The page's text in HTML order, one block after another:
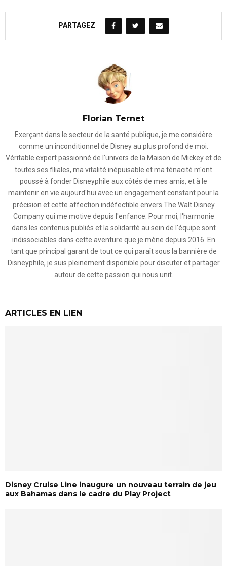
PARTAGEZ
Florian Ternet
Exerçant dans le secteur de la santé publique, je me considère
comme un inconditionnel de Disney au plus profond de moi.
Véritable expert passionné de l'univers de la Maison de Mickey et de
toutes ses filiales, ma vitalité inépuisable et ma ténacité m'ont
poussé à fonder Disneyphile aux côtés de mes amis, et à le
maintenir en vie aujourd'hui avec un engagement constant pour la
précision et cette affection indéfectible envers The Walt Disney
Company qui me motive depuis l'enfance. Pour moi, l'harmonie
dans les contenus publiés et la solidarité au sein de l'équipe sont
indissociables dans cette aventure que je mène depuis 2016. En
tant que principal garant de tout ce qui paraît sous la bannière de
Disneyphile, je suis pleinement disponible pour discuter et partager
autour de cette passion qui nous unit.
ARTICLES EN LIEN
Disney Cruise Line inaugure un nouveau terrain de jeu
aux Bahamas dans le cadre du Play Project